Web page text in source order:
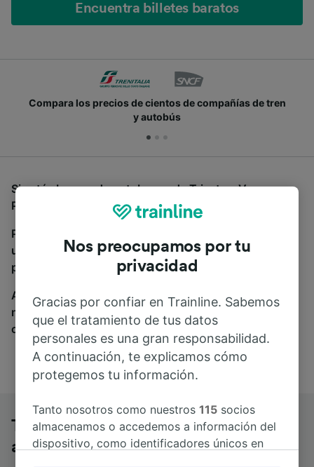
Encuentra billetes baratos
Compara los precios de cientos de compañías de tren
y autobús
Si estás buscando autobuses de Trieste a Verona
Porta Nuova, estás en el sitio adecuado.
Para encontrar billetes de autobús, simplemente haz
una búsqueda y nosotros compararemos horarios y
precios tanto de tren como de autobús.
A donde quiera que vayas, tu viaje empieza con
nosotros. Encuentra billetes de más de 170
compañías de tren y autobús.
Trieste a Verona Porta Nuova en
autobús
Nos preocupamos por tu
privacidad
Gracias por confiar en Trainline. Sabemos
que el tratamiento de tus datos
personales es una gran responsabilidad.
A continuación, te explicamos cómo
protegemos tu información.
Tanto nosotros como nuestros115 socios
almacenamos o accedemos a información del
dispositivo, como identificadores únicos en